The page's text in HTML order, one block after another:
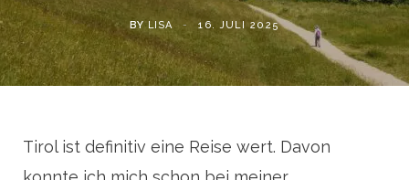
BY LISA 16. JULI 2025
Tirol ist definitiv eine Reise wert. Davon